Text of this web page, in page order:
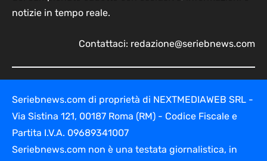
notizie in tempo reale.
Contattaci: redazione@seriebnews.com
Seriebnews.com di proprietà di NEXTMEDIAWEB SRL -
Via Sistina 121, 00187 Roma (RM) - Codice Fiscale e
Partita I.V.A. 09689341007
Seriebnews.com non è una testata giornalistica, in